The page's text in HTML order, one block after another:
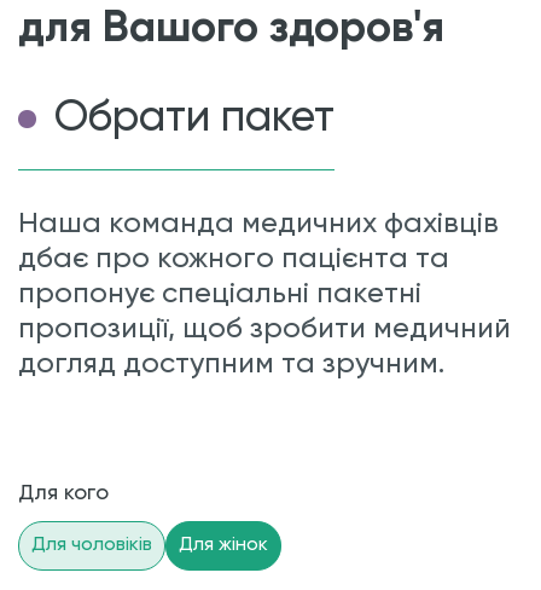
для Вашого здоров'я
Обрати пакет
Наша команда медичних фахівців
дбає про кожного пацієнта та
пропонує спеціальні пакетні
пропозиції, щоб зробити медичний
догляд доступним та зручним.
Для кого
Для чоловіків Для жінок